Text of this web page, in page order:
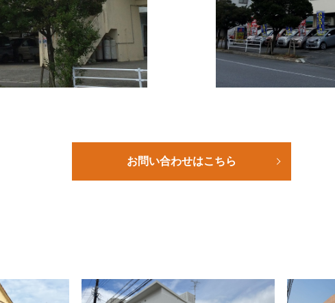
お問い合わせはこちら